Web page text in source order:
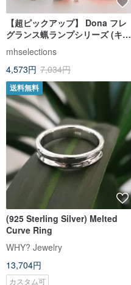
【超ピックアップ】 Dona フレ
グランス蝋ランプシリーズ (キャ
ンドルを除く) ギフト第一選択_
ホワイト在庫あり 韓国
mhselections
4,573円 7,034円
送料無料
(925 Sterling Silver) Melted
Curve Ring
WHY? Jewelry
13,704円
カスタム可